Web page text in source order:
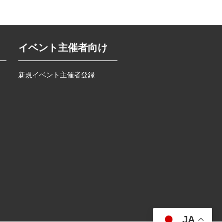
JA
イベント主催者向け
新規イベント主催者登録